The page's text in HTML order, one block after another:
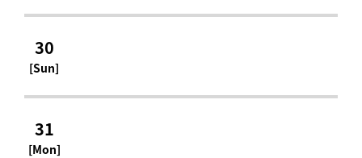
30
[Sun]
31
[Mon]